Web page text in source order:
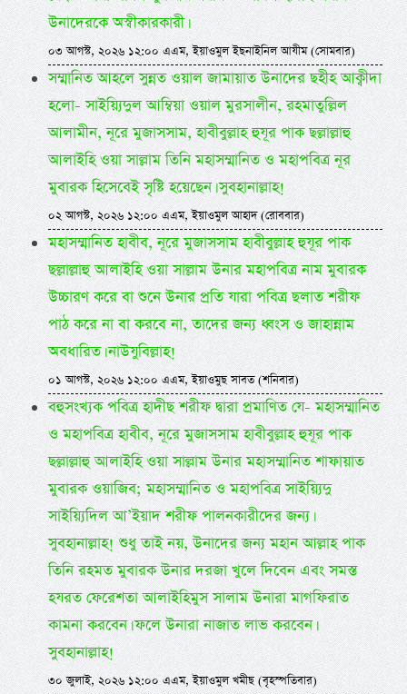
উনাদেরকে অস্বীকারকারী।
০৩ আগস্ট, ২০২৬ ১২:০০ এএম, ইয়াওমুল ইছনাইনিল আযীম (সোমবার)
সম্মানিত আহলে সুন্নত ওয়াল জামায়াত উনাদের ছহীহ আক্বীদা
হলো- সাইয়্যিদুল আম্বিয়া ওয়াল মুরসালীন, রহমাতুল্লিল
আলামীন, নূরে মুজাসসাম, হাবীবুল্লাহ হুযূর পাক ছল্লাল্লাহু
আলাইহি ওয়া সাল্লাম তিনি মহাসম্মানিত ও মহাপবিত্র নূর
মুবারক হিসেবেই সৃষ্টি হয়েছেন। সুবহানাল্লাহ!
০২ আগস্ট, ২০২৬ ১২:০০ এএম, ইয়াওমুল আহাদ (রোববার)
মহাসম্মানিত হাবীব, নূরে মুজাসসাম হাবীবুল্লাহ হুযূর পাক
ছল্লাল্লাহু আলাইহি ওয়া সাল্লাম উনার মহাপবিত্র নাম মুবারক
উচ্চারণ করে বা শুনে উনার প্রতি যারা পবিত্র ছলাত শরীফ
পাঠ করে না বা করবে না, তাদের জন্য ধ্বংস ও জাহান্নাম
অবধারিত। নাউযুবিল্লাহ!
০১ আগস্ট, ২০২৬ ১২:০০ এএম, ইয়াওমুছ সাবত (শনিবার)
বহুসংখ্যক পবিত্র হাদীছ শরীফ দ্বারা প্রমাণিত যে- মহাসম্মানিত
ও মহাপবিত্র হাবীব, নূরে মুজাসসাম হাবীবুল্লাহ হুযূর পাক
ছল্লাল্লাহু আলাইহি ওয়া সাল্লাম উনার মহাসম্মানিত শাফায়াত
মুবারক ওয়াজিব; মহাসম্মানিত ও মহাপবিত্র সাইয়্যিদু
সাইয়্যিদিল আ’ইয়াদ শরীফ পালনকারীদের জন্য।
সুবহানাল্লাহ! শুধু তাই নয়, উনাদের জন্য মহান আল্লাহ পাক
তিনি রহমত মুবারক উনার দরজা খুলে দিবেন এবং সমস্ত
হযরত ফেরেশতা আলাইহিমুস সালাম উনারা মাগফিরাত
কামনা করবেন। ফলে উনারা নাজাত লাভ করবেন।
সুবহানাল্লাহ!
৩০ জুলাই, ২০২৬ ১২:০০ এএম, ইয়াওমুল খমীছ (বৃহস্পতিবার)